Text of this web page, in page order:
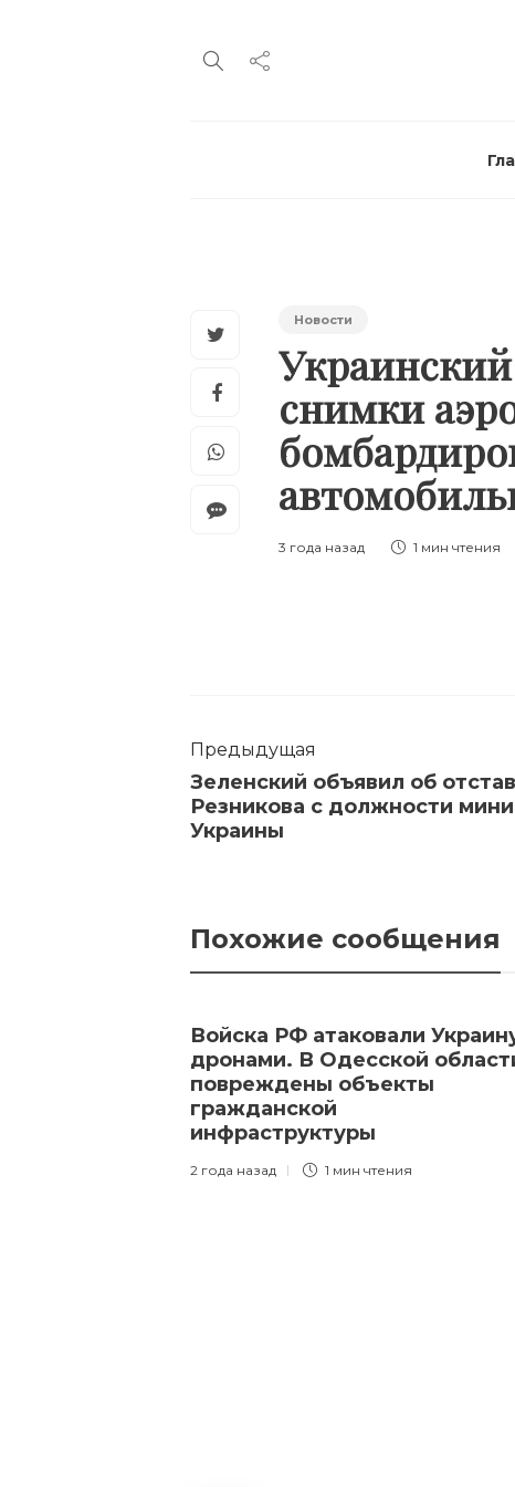
Новости
снимки
3 года назад 1 мин чтения
Предыдущая
Зеленский объявил об
Резникова с должности
Украины
Похожие сообщения
Войска РФ атаковали
дронами. В Одесской
повреждены объекты
гражданской
инфраструктуры
2 года назад 1 мин чтения